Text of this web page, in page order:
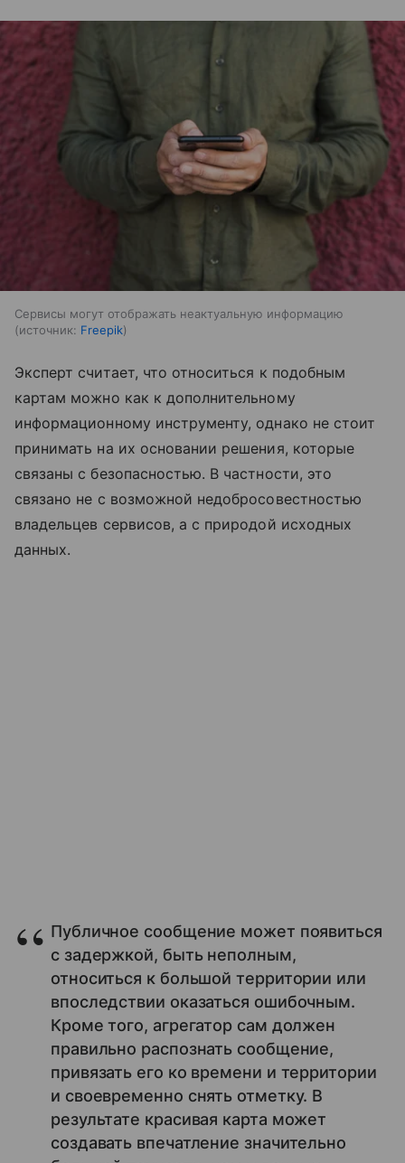
Сервисы могут отображать неактуальную информацию
источник: Freepik
Эксперт считает, что относиться к подобным
картам можно как к дополнительному
информационному инструменту, однако не стоит
принимать на их основании решения, которые
связаны с безопасностью. В частности, это
связано не с возможной недобросовестностью
владельцев сервисов, а с природой исходных
данных.
Публичное сообщение может появиться
с задержкой, быть неполным,
относиться к большой территории или
впоследствии оказаться ошибочным.
Кроме того, агрегатор сам должен
правильно распознать сообщение,
привязать его ко времени и территории
и своевременно снять отметку. В
результате красивая карта может
создавать впечатление значительно